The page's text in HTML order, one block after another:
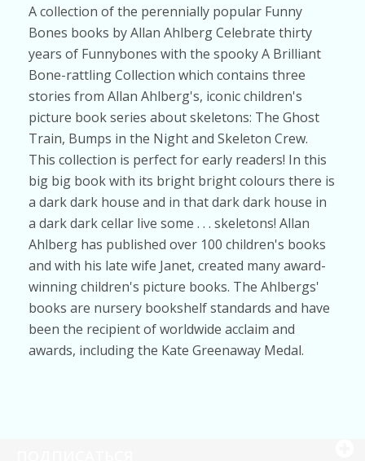
A collection of the perennially popular Funny
Bones books by Allan Ahlberg Celebrate thirty
years of Funnybones with the spooky A Brilliant
Bone-rattling Collection which contains three
stories from Allan Ahlberg's, iconic children's
picture book series about skeletons: The Ghost
Train, Bumps in the Night and Skeleton Crew.
This collection is perfect for early readers! In this
big big book with its bright bright colours there is
a dark dark house and in that dark dark house in
a dark dark cellar live some . . . skeletons! Allan
Ahlberg has published over 100 children's books
and with his late wife Janet, created many award-
winning children's picture books. The Ahlbergs'
books are nursery bookshelf standards and have
been the recipient of worldwide acclaim and
awards, including the Kate Greenaway Medal.